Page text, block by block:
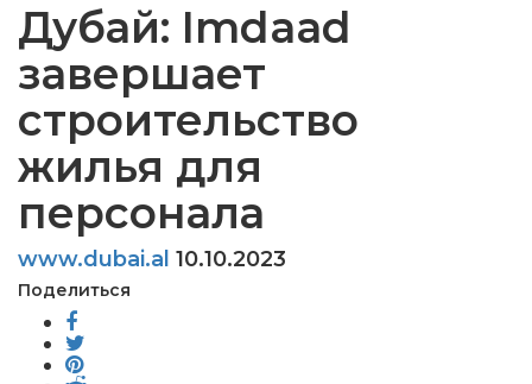
Дубай: Imdaad
завершает
строительство
жилья для
персонала
www.dubai.al 10.10.2023
Поделиться